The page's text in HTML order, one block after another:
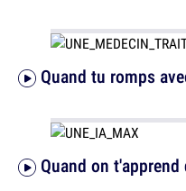
Quand on
Quand tu romps